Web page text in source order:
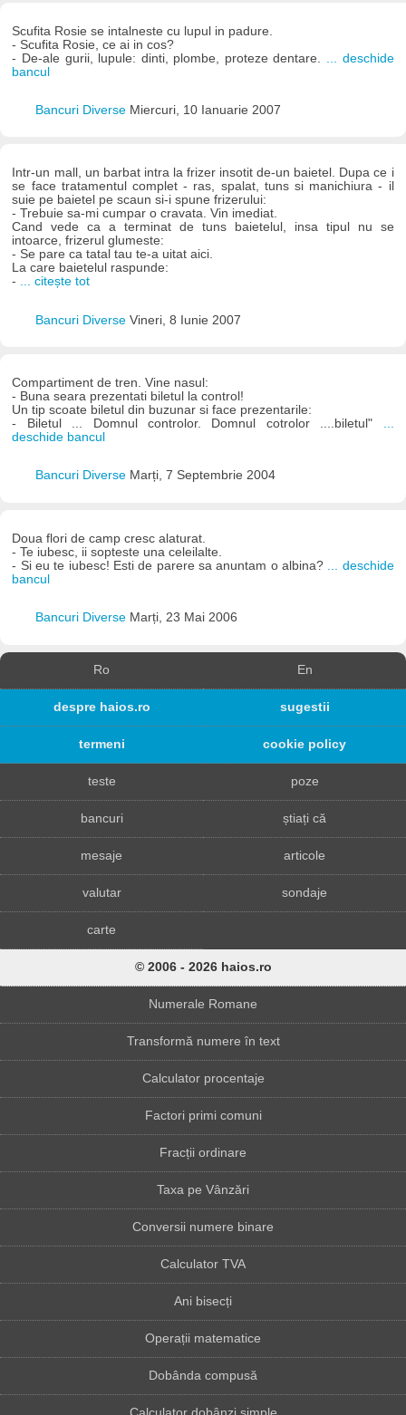
Scufita Rosie se intalneste cu lupul in padure.
- Scufita Rosie, ce ai in cos?
- De-ale gurii, lupule: dinti, plombe, proteze dentare.
... deschide
bancul
Bancuri Diverse Miercuri, 10 Ianuarie 2007
Intr-un mall, un barbat intra la frizer insotit de-un baietel. Dupa ce i
se face tratamentul complet - ras, spalat, tuns si manichiura - il
suie pe baietel pe scaun si-i spune frizerului:
- Trebuie sa-mi cumpar o cravata. Vin imediat.
Cand vede ca a terminat de tuns baietelul, insa tipul nu se
intoarce, frizerul glumeste:
- Se pare ca tatal tau te-a uitat aici.
La care baietelul raspunde:
- ... citește tot
Bancuri Diverse Vineri, 8 Iunie 2007
Compartiment de tren. Vine nasul:
- Buna seara prezentati biletul la control!
Un tip scoate biletul din buzunar si face prezentarile:
- Biletul ... Domnul controlor. Domnul cotrolor ....biletul" ...
deschide bancul
Bancuri Diverse Marți, 7 Septembrie 2004
Doua flori de camp cresc alaturat.
- Te iubesc, ii sopteste una celeilalte.
- Si eu te iubesc! Esti de parere sa anuntam o albina?
... deschide
bancul
Bancuri Diverse Marți, 23 Mai 2006
Ro En
despre haios.ro sugestii
termeni cookie policy
teste poze
bancuri știați că
mesaje articole
valutar sondaje
carte
© 2006 - 2026 haios.ro
Numerale Romane
Transformă numere în text
Calculator procentaje
Factori primi comuni
Fracții ordinare
Taxa pe Vânzări
Conversii numere binare
Calculator TVA
Ani bisecți
Operații matematice
Dobânda compusă